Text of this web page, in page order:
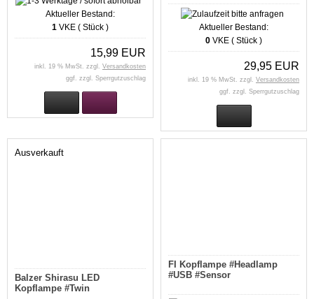
Aktueller Bestand:
1 VKE ( Stück )
15,99 EUR
inkl. 19 % MwSt. zzgl. Versandkosten
ggf. zzgl. Sperrgutzuschlag
Aktueller Bestand:
0 VKE ( Stück )
29,95 EUR
inkl. 19 % MwSt. zzgl. Versandkosten
ggf. zzgl. Sperrgutzuschlag
Ausverkauft
Balzer Shirasu LED
Kopflampe #Twin
FI Kopflampe #Headlamp
#USB #Sensor